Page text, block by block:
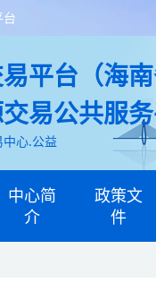
平台（海
易公共服
心.公益
中心简
介
政策文
件